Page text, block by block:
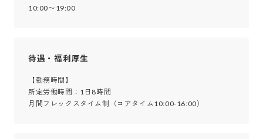
10:00〜19:00
待遇・福利厚生
【勤務時間】
所定労働時間：1日8時間
月間フレックスタイム制（コアタイム10:00-16:00）